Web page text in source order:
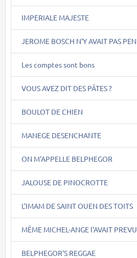
IMPERIALE MAJESTE
JEROME BOSCH N'Y AVAIT PAS PEN
Les comptes sont bons
VOUS AVEZ DIT DES PÂTES ?
BOULOT DE CHIEN
MANEGE DESENCHANTE
ON M'APPELLE BELPHEGOR
JALOUSE DE PINOCROTTE
L'IMAM DE SAINT OUEN DES TOITS
MÊME MICHEL-ANGE l'AVAIT PREVU
BELPHEGOR'S REGGAE